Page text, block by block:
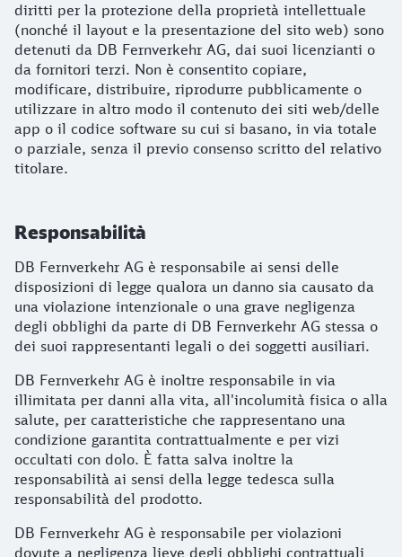
diritti per la protezione della proprietà intellettuale
(nonché il layout e la presentazione del sito web) sono
detenuti da DB Fernverkehr AG, dai suoi licenzianti o
da fornitori terzi. Non è consentito copiare,
modificare, distribuire, riprodurre pubblicamente o
utilizzare in altro modo il contenuto dei siti web/delle
app o il codice software su cui si basano, in via totale
o parziale, senza il previo consenso scritto del relativo
titolare.
Responsabilità
DB Fernverkehr AG è responsabile ai sensi delle
disposizioni di legge qualora un danno sia causato da
una violazione intenzionale o una grave negligenza
degli obblighi da parte di DB Fernverkehr AG stessa o
dei suoi rappresentanti legali o dei soggetti ausiliari.
DB Fernverkehr AG è inoltre responsabile in via
illimitata per danni alla vita, all'incolumità fisica o alla
salute, per caratteristiche che rappresentano una
condizione garantita contrattualmente e per vizi
occultati con dolo. È fatta salva inoltre la
responsabilità ai sensi della legge tedesca sulla
responsabilità del prodotto.
DB Fernverkehr AG è responsabile per violazioni
dovute a negligenza lieve degli obblighi contrattuali